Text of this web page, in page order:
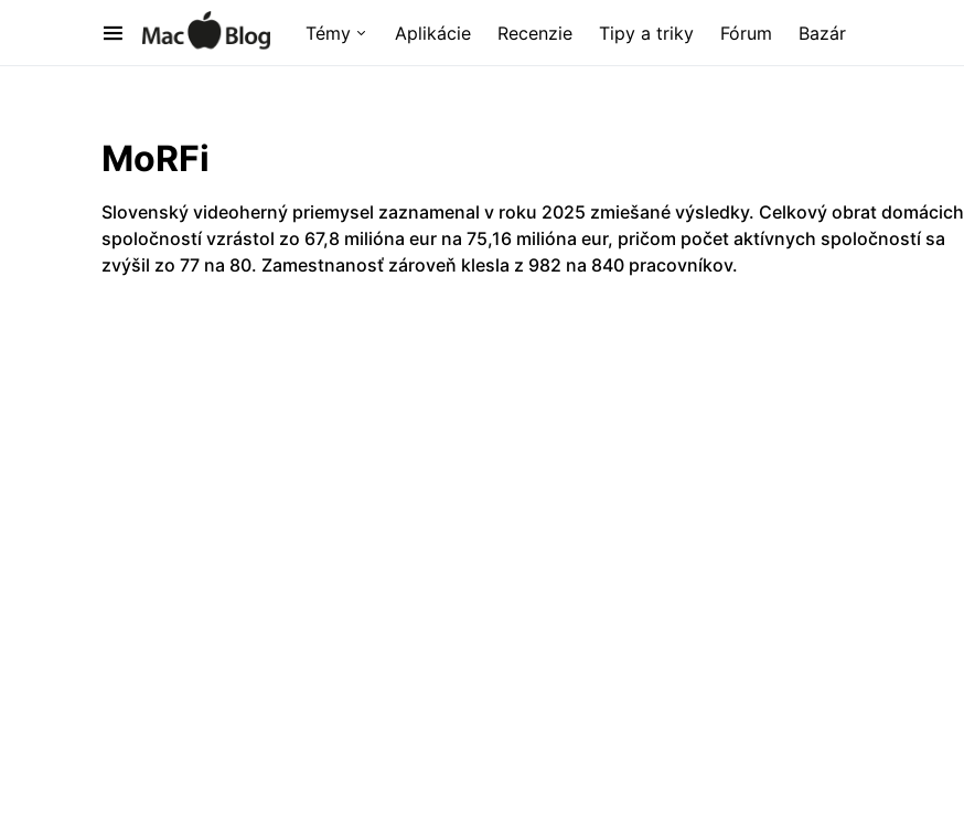
Témy Aplikácie Recenzie Tipy a triky Fórum Bazár
MoRFi
Slovenský videoherný priemysel zaznamenal v roku 2025 zmiešané výsledky. Celkový obrat domácich
spoločností vzrástol zo 67,8 milióna eur na 75,16 milióna eur, pričom počet aktívnych spoločností sa
zvýšil zo 77 na 80. Zamestnanosť zároveň klesla z 982 na 840 pracovníkov.